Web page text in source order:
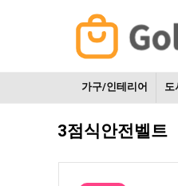
가구/인테리어 도
3점식안전벨트